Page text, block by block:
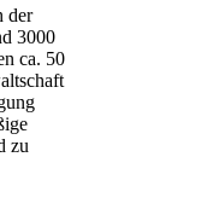
der
3000
ca. 50
zu